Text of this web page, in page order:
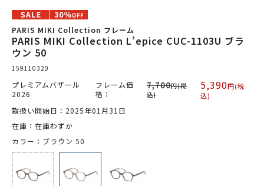
PARIS MIKI Collection フレーム
PARIS MIKI Collection L’epice CUC-1103U ブラ
ウン 50
159110320
プレミアムバザール
2026
フレーム価
格：
7,700円(税
込)
5,390円(税
込)
取扱い開始日：2025年01月31日
在庫：在庫わずか
カラー：ブラウン 50